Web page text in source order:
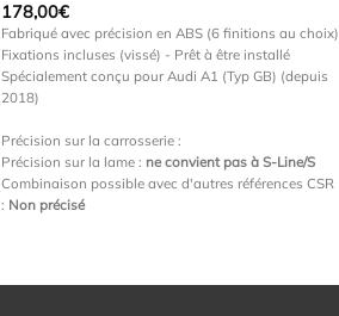
178,00€
Fabriqué avec précision en ABS (6 finitions au choix)
Fixations incluses (vissé) - Prêt à être installé
Spécialement conçu pour Audi A1 (Typ GB) (depuis
2018)
Précision sur la carrosserie :
Précision sur la lame : ne convient pas à S-Line/S
Combinaison possible avec d'autres références CSR
: Non précisé